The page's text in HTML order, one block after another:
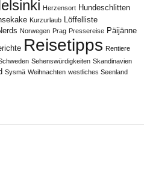
Herzensort Hundeschlitten
Kurzurlaub Löffelliste
Norwegen Prag Pressereise Päijänne
Reisetipps Rentiere
Sehenswürdigkeiten Skandinavien
Sysmä Weihnachten westliches Seenland